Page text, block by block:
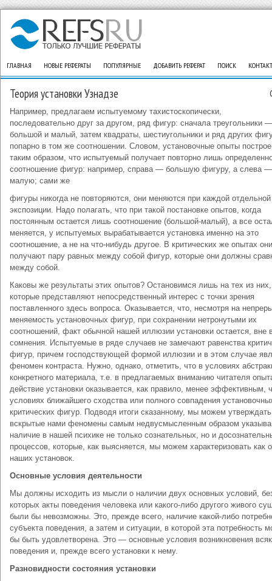
ГЛАВНАЯ НОВЫЕ РЕФЕРАТЫ ПОПУЛЯРНЫЕ ДОБАВИТЬ РЕФЕРАТ ПОИСК
Теория установки Узнадзе
Например, предлагаем испытуемому тахистоскопически,
последовательно друг за другом, ряд фигур: сначала треугольники —
большой и малый, затем квадраты, шестиугольники и ряд других
попарно в том же соотношении. Словом, установочные опыты
таким образом, что испытуемый получает повторно лишь
соотношение фигур: например, справа — большую фигуру, а слева —
малую; сами же
фигуры никогда не повторяются, они меняются при каждой отдельной
экспозиции. Надо полагать, что при такой постановке опытов, когда
постоянным остается лишь соотношение (большой-малый), а все
меняется, у испытуемых вырабатывается установка именно на это
соотношение, а не на что-нибудь другое. В критических же опытах они
получают пару равных между собой фигур, которые они должны
между собой.
Каковы же результаты этих опытов? Остановимся лишь на тех из них,
которые представляют непосредственный интерес с точки зрения
поставленного здесь вопроса. Оказывается, что, несмотря на
меняемость установочных фигур, при сохранении нетронутыми их
соотношений, факт обычной нашей иллюзии установки остается, вне
сомнения. Испытуемые в ряде случаев не замечают равенства
фигур, причем господствующей формой иллюзии и в этом случае
феномен контраста. Нужно, однако, отметить, что в условиях
конкретного материала, т.е. в предлагаемых вниманию читателя
действие установки оказывается, как правило, менее эффективным,
условиях ближайшего сходства или полного совпадения
критических фигур. Подводя итоги сказанному, мы можем
вскрытые нами феномены самым недвусмысленным образом
наличие в нашей психике не только сознательных, но и
процессов, которые, как выясняется, мы можем характеризовать как
наших установок.
Основные условия деятельности
Мы должны исходить из мысли о наличии двух основных условий,
которых акты поведения человека или какого-либо другого живого
были бы невозможны. Это, прежде всего, наличие какой-либо
субъекта поведения, а затем и ситуации, в которой эта потребность
бы быть удовлетворена. Это — основные условия возникновения
поведения и, прежде всего установки к нему.
Разновидности состояния установки